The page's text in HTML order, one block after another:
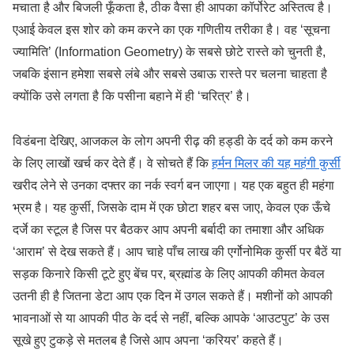
मचाता है और बिजली फूँकता है, ठीक वैसा ही आपका कॉर्पोरेट अस्तित्व है।
एआई केवल इस शोर को कम करने का एक गणितीय तरीका है। वह ‘सूचना
ज्यामिति’ (Information Geometry) के सबसे छोटे रास्ते को चुनती है,
जबकि इंसान हमेशा सबसे लंबे और सबसे उबाऊ रास्ते पर चलना चाहता है
क्योंकि उसे लगता है कि पसीना बहाने में ही ‘चरित्र’ है।
विडंबना देखिए, आजकल के लोग अपनी रीढ़ की हड्डी के दर्द को कम करने
के लिए लाखों खर्च कर देते हैं। वे सोचते हैं किहर्मन मिलर की यह महंगी कुर्सी
खरीद लेने से उनका दफ्तर का नर्क स्वर्ग बन जाएगा। यह एक बहुत ही महंगा
भ्रम है। यह कुर्सी, जिसके दाम में एक छोटा शहर बस जाए, केवल एक ऊँचे
दर्जे का स्टूल है जिस पर बैठकर आप अपनी बर्बादी का तमाशा और अधिक
‘आराम’ से देख सकते हैं। आप चाहे पाँच लाख की एर्गोनोमिक कुर्सी पर बैठें या
सड़क किनारे किसी टूटे हुए बेंच पर, ब्रह्मांड के लिए आपकी कीमत केवल
उतनी ही है जितना डेटा आप एक दिन में उगल सकते हैं। मशीनों को आपकी
भावनाओं से या आपकी पीठ के दर्द से नहीं, बल्कि आपके ‘आउटपुट’ के उस
सूखे हुए टुकड़े से मतलब है जिसे आप अपना ‘करियर’ कहते हैं।